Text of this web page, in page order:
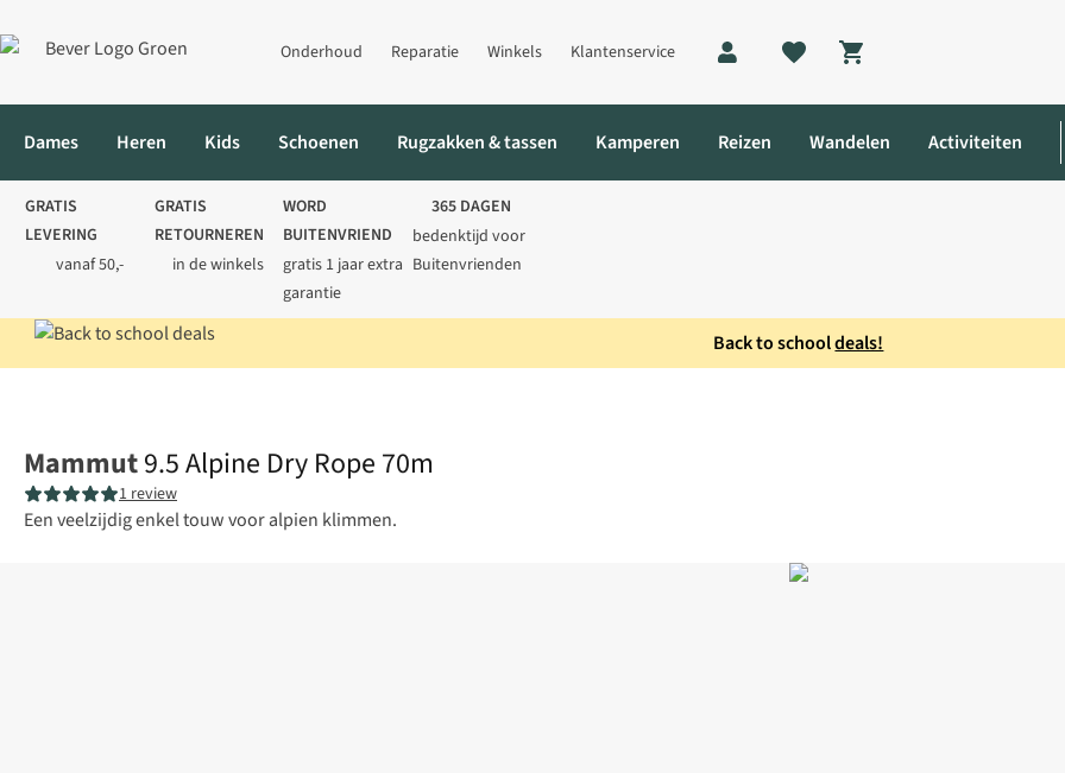
Onderhoud Reparatie Winkels Klantenservice
Shopping cart
Dames Heren Kids Schoenen Rugzakken & tassen Kamperen Reizen Wandelen Activiteiten
GRATIS
LEVERING
vanaf 50,-
GRATIS
RETOURNEREN
in de winkels
WORD
BUITENVRIEND
gratis 1 jaar extra
garantie
365 DAGEN
bedenktijd voor
Buitenvrienden
Back to schooldeals!
Mammut9.5 Alpine Dry Rope 70m
1 review
Een veelzijdig enkel touw voor alpien klimmen.